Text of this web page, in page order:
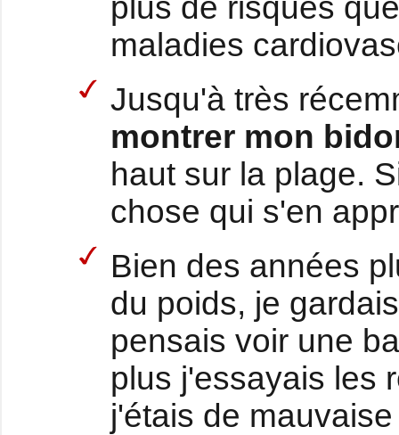
plus de risques
maladies
Jusqu'à très
montrer mon
haut sur la plage.
chose qui s'en
Bien des années
du poids, je
pensais voir une
plus j'essayais les
j'étais de